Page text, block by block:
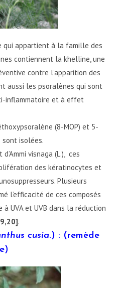
qui appartient à la famille des
contiennent la khelline, une
contre l’apparition des
aussi les psoralènes qui sont
inflammatoire et à effet
(8-MOP) et 5-
sont isolées.
visnaga (L.), ces
des kératinocytes et
Plusieurs
l’efficacité de ces composés
UVA et UVB dans la réduction
.
cusia.) : (remède